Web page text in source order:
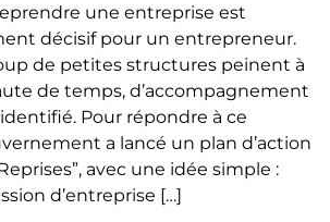
une entreprise est
décisif pour un entrepreneur.
de petites structures peinent à
de temps, d’accompagnement
Pour répondre à ce
a lancé un plan d’action
avec une idée simple :
d’entreprise […]